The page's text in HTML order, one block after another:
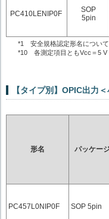
PC410LENIP0F
SOP
5pin
*1 安全規格認定形名について
*10 各測定項目ともVcc＝5 V
【タイプ別】OPIC出力
形名 パッケー
PC457L0NIP0F SOP 5pin